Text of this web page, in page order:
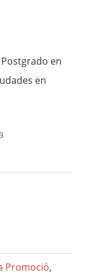
en
en
Promoció,